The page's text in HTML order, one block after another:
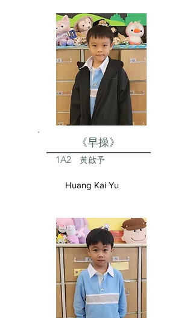
《早操》
1A2 黃啟予
Huang Kai Yu